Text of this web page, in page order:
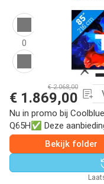
0
€ 2.068,00
€ 1.869,00
Nu in promo bij
Q65H✅ Deze
Bekijk folder